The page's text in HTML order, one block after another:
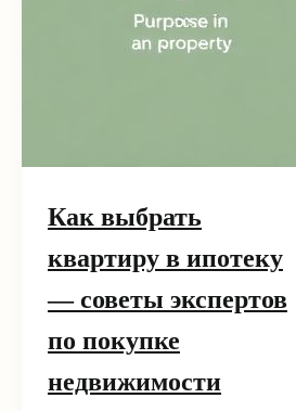
Как выбрать
квартиру в ипотеку
— советы экспертов
по покупке
недвижимости